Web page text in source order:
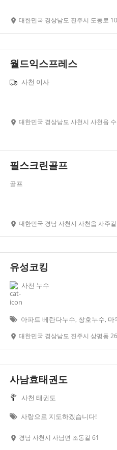
대한민국 경상남도 진주시 도동로
월드익스프레스
사천 이사
대한민국 경상남도 사천시 사천읍
필스크린골프
골프
대한민국 경남 사천시 사천읍 사주길
유성코킹
사천 누수
아파트 베란다누수, 창호누수,
대한민국 경상남도 진주시 상평동
사남효태권도
사천 태권도
사랑으로 지도하겠습니다!
경남 사천시 사남면 조동길 61